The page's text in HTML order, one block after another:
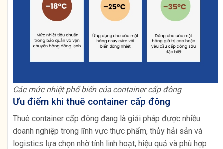
Các mức nhiệt phổ biến của container cấp đông
Ưu điểm khi thuê container cấp đông
Thuê container cấp đông đang là giải pháp được nhiều
doanh nghiệp trong lĩnh vực thực phẩm, thủy hải sản và
logistics lựa chọn nhờ tính linh hoạt, hiệu quả và phù hợp